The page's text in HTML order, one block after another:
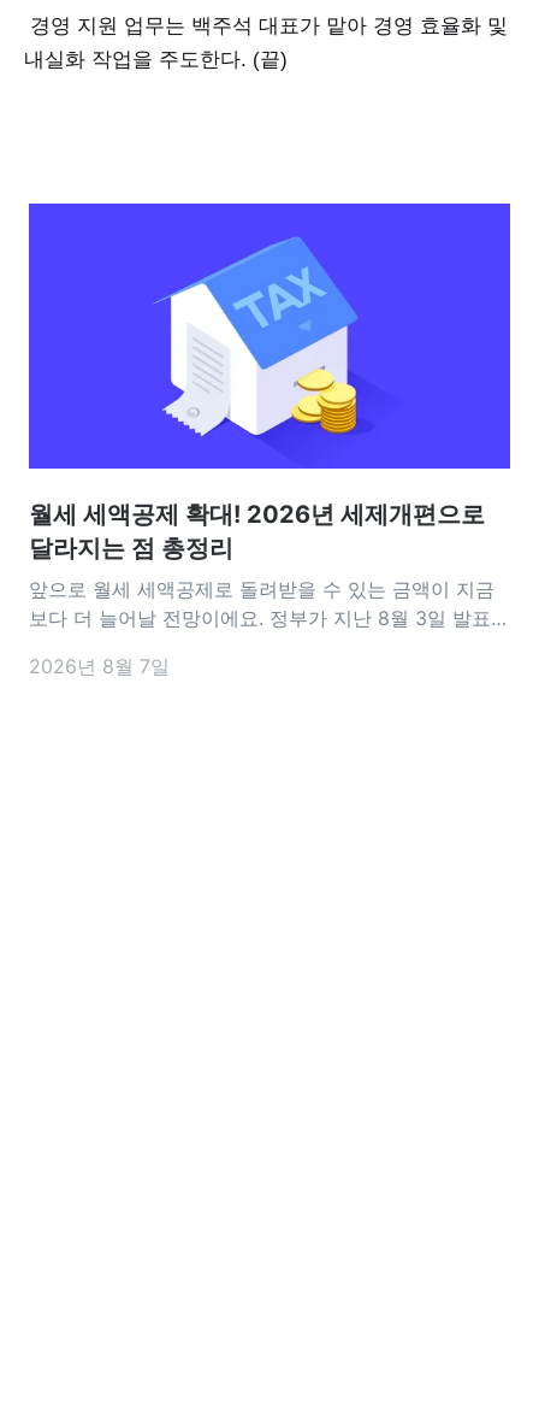
경영 지원 업무는 백주석 대표가 맡아 경영 효율화 및
내실화 작업을 주도한다. (끝)
월세 세액공제 확대! 2026년 세제개편으로
달라지는 점 총정리
앞으로 월세 세액공제로 돌려받을 수 있는 금액이 지금
보다 더 늘어날 전망이에요. 정부가 지난 8월 3일 발표한
용이 담겼어요. 공제 대상이 되는 월세 한도는 기존 연
2026년 8월 7일